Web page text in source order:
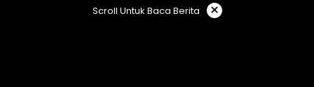
Scroll Untuk Baca Berita ×